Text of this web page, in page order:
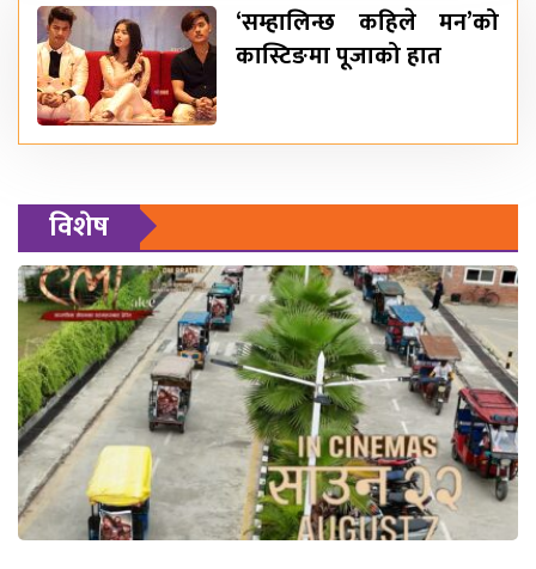
‘सम्हालिन्छ कहिले मन’को
कास्टिङमा पूजाको हात
विशेष